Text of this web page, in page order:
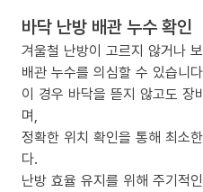
바닥 난방 배관 누수 확인
겨울철 난방이 고르지 않거나
배관 누수를 의심할 수 있습니
이 경우 바닥을 뜯지 않고도 장
며,
정확한 위치 확인을 통해 최소
다.
난방 효율 유지를 위해 주기적